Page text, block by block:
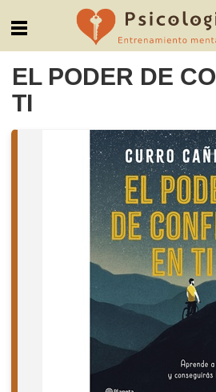
EL PODER DE
TI